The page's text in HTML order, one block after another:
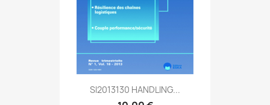
SI2013130 HANDLING...